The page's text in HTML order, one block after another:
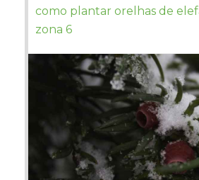
como plantar orelhas de
zona 6